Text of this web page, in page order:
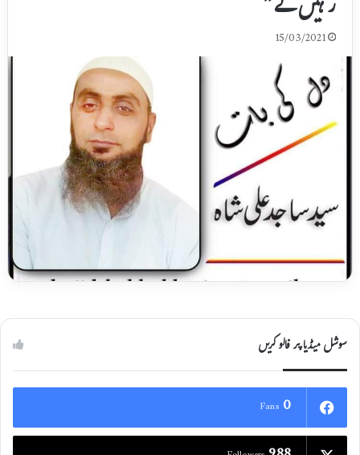
15/03/2021
سوشل میڈیا پر فالو کریں
0
Fans